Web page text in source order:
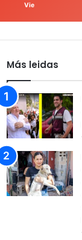
Vie
Más leidas